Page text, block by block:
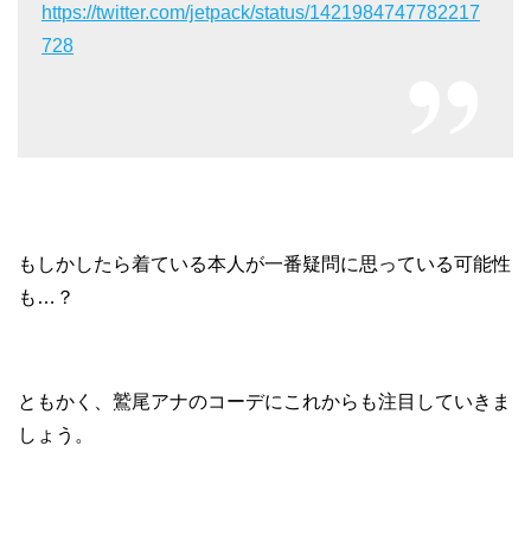
https://twitter.com/jetpack/status/1421984747782217
728
もしかしたら着ている本人が一番疑問に思っている可能性
も…？
ともかく、鷲尾アナのコーデにこれからも注目していきま
しょう。